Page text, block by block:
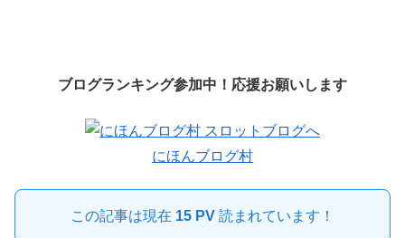
ブログランキング参加中！応援お願いします
にほんブログ村
この記事は現在 15 PV 読まれています！